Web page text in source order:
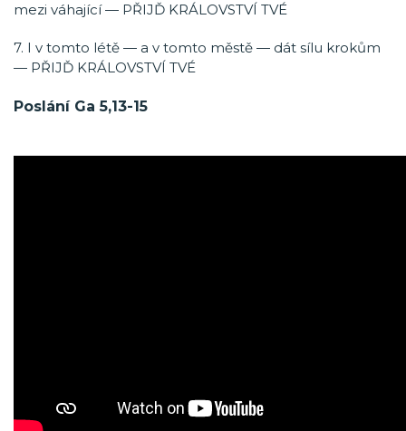
mezi váhající — PŘIJĎ KRÁLOVSTVÍ TVÉ
7. I v tomto létě — a v tomto městě — dát sílu krokům
— PŘIJĎ KRÁLOVSTVÍ TVÉ
Poslání Ga 5,13-15